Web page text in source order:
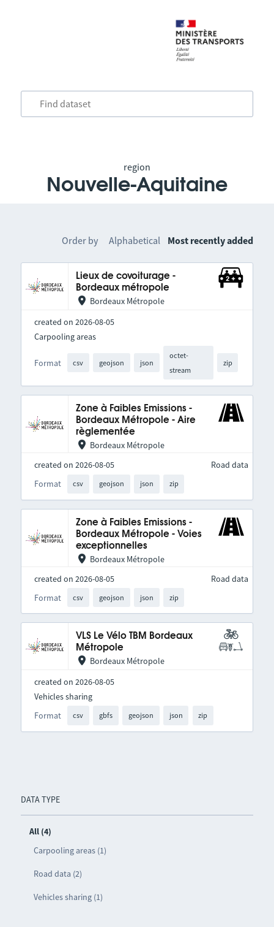
region
Nouvelle-Aquitaine
DATA TYPE
All (4)
Carpooling areas (1)
Road data (2)
Vehicles sharing (1)
Order by Alphabetical Most recently added
Lieux de covoiturage -
Bordeaux métropole
Bordeaux Métropole
created on 2026-08-05
Format csv geojson json
octet-
stream
zip
Carpooling areas
Zone à Faibles Emissions -
Bordeaux Métropole - Aire
règlementée
Bordeaux Métropole
created on 2026-08-05
Format
csv geojson json zip
Road data
Zone à Faibles Emissions -
Bordeaux Métropole - Voies
exceptionnelles
Bordeaux Métropole
created on 2026-08-05
Format
csv geojson json zip
Road data
VLS Le Vélo TBM Bordeaux
Métropole
Bordeaux Métropole
created on 2026-08-05
Format csv gbfs geojson json zip
Vehicles sharing